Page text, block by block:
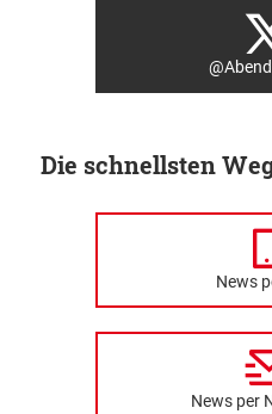
Die schnellsten
News
News per